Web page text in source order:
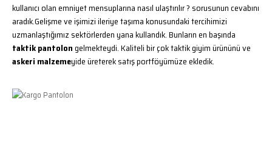
kullanıcı olan emniyet mensuplarına nasıl ulaştırılır ? sorusunun cevabını
aradık.Gelişme ve işimizi ileriye taşıma konusundaki tercihimizi
uzmanlaştığımız sektörlerden yana kullandık. Bunların en başında
taktik pantolongelmekteydi. Kaliteli bir çok taktik giyim ürününü ve
askeri malzemeyide üreterek satış portföyümüze ekledik.